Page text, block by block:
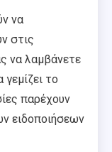
να
στις
να λαμβάνετε
το
παρέχουν
ειδοποιήσεων